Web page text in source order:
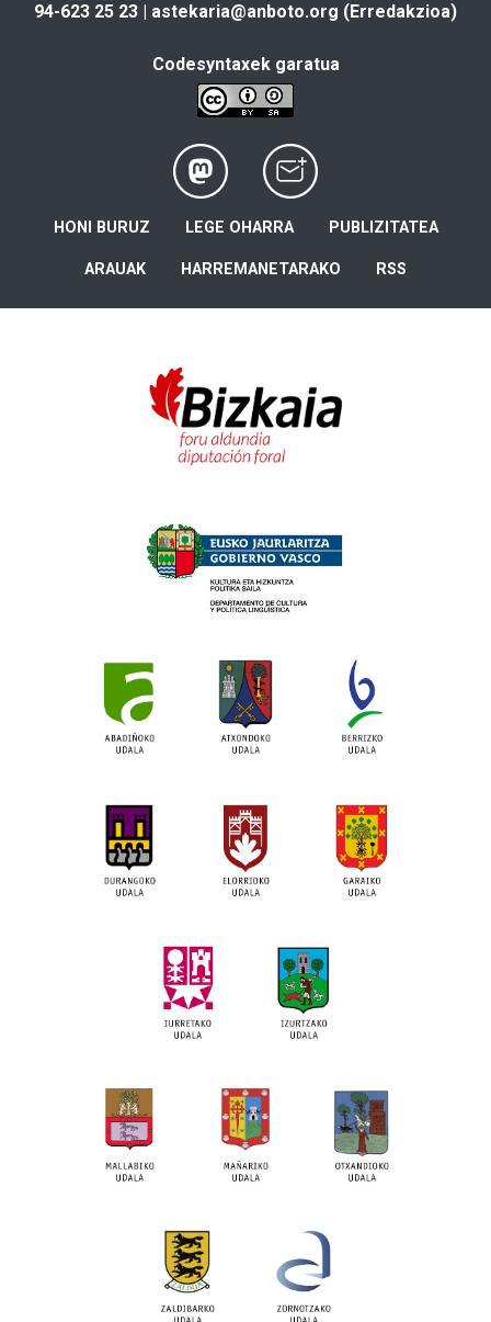
94-623 25 23 | astekaria@anboto.org (Erredakzioa)
Codesyntaxek garatua
HONI BURUZ LEGE OHARRA PUBLIZITATEA
ARAUAK HARREMANETARAKO RSS